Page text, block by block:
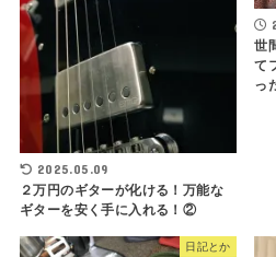
2025.05.09
２万円のギターが化ける！万能な
ギターを安く手に入れる！②
世
て
っ
日記とか